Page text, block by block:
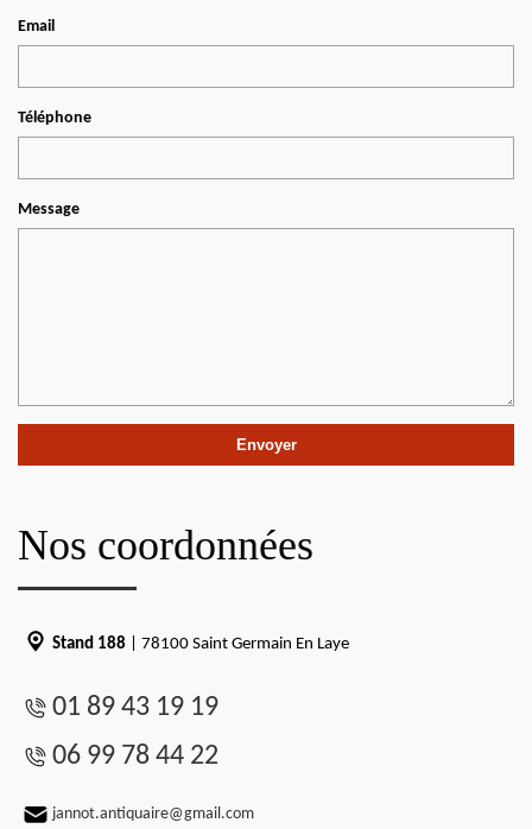
Email
Téléphone
Message
Nos coordonnées
Stand 188 | 78100 Saint Germain En Laye
01 89 43 19 19
06 99 78 44 22
jannot.antiquaire@gmail.com